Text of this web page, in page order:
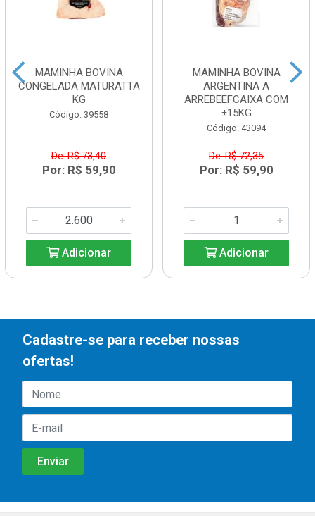
MAMINHA BOVINA
CONGELADA MATURATTA
KG
Código: 39558
De: R$ 73,40
Por: R$ 59,90
Adicionar
MAMINHA BOVINA
ARGENTINA A
ARREBEEFCAIXA COM
±15KG
Código: 43094
De: R$ 72,35
Por: R$ 59,90
Adicionar
Cadastre-se para receber nossas
ofertas!